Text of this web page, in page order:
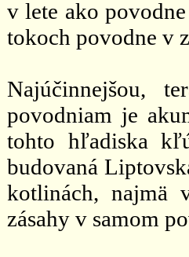
v lete ako
tokoch povodne v
Najúčinnejšou,
povodniam je
tohto hľadiska
budovaná
kotlinách, najmä
zásahy v samom